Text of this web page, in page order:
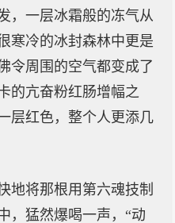
，一层冰霜般的冻气从
寒冷的冰封森林中更是
令周围的空气都变成了
的亢奋粉红肠增幅之
层红色，整个人更添几
地将那根用第六魂技制
，猛然爆喝一声，“动